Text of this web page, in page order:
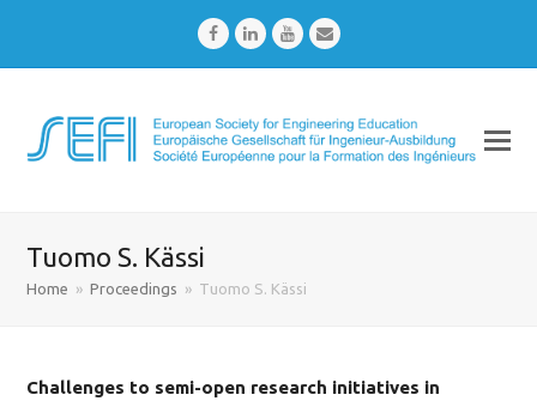
FacebookLinkedInYoutubeEmail
Tuomo S. Kässi
Home » Proceedings » Tuomo S. Kässi
Challenges to semi-open research initiatives in